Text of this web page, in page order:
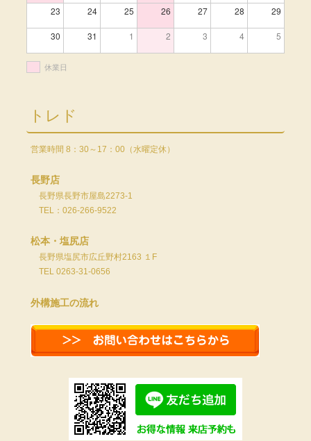
23 24 25 26 27 28 29
30 31 1 2 3 4 5
休業日
トレド
営業時間 8：30～17：00（水曜定休）
長野店
長野県長野市屋島2273-1
TEL：026-266-9522
松本・塩尻店
長野県塩尻市広丘野村2163 １F
TEL 0263-31-0656
外構施工の流れ